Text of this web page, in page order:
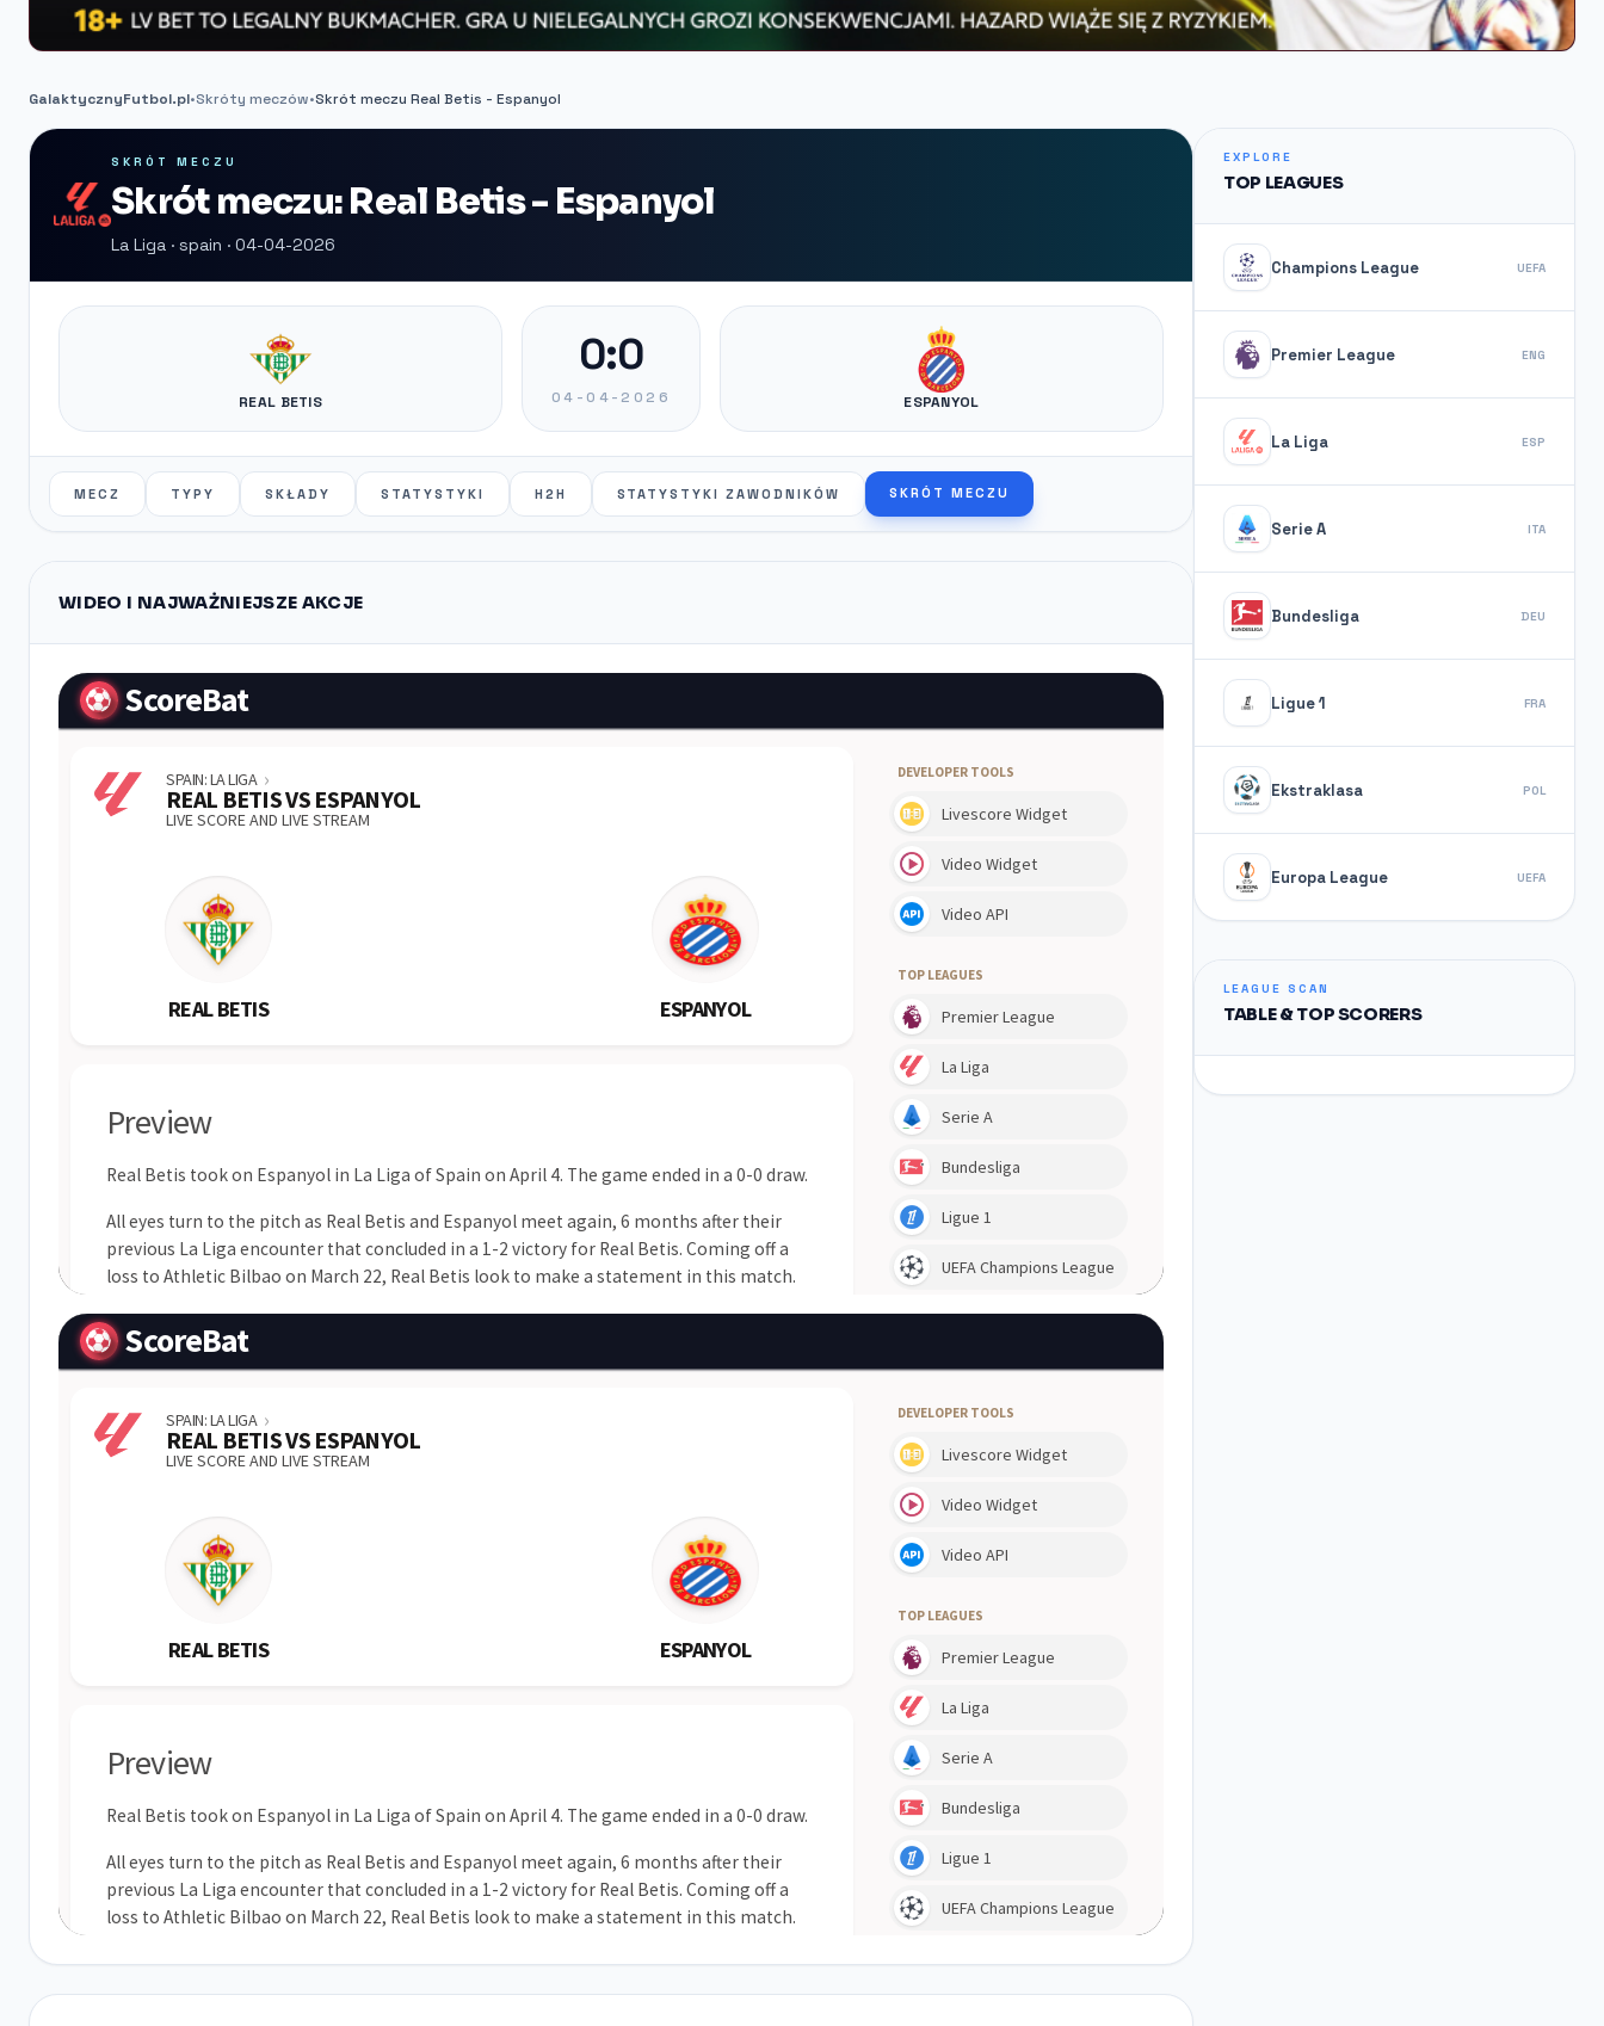
GalaktycznyFutbol.pl•Skróty meczów•Skrót meczu Real Betis - Espanyol
SKRÓT MECZU
Skrót meczu: Real Betis - Espanyol
La Liga · spain · 04-04-2026
REAL BETIS
0:0
04-04-2026 ESPANYOL
MECZ TYPY SKŁADY STATYSTYKI H2H STATYSTYKI ZAWODNIKÓW SKRÓT MECZU
WIDEO I NAJWAŻNIEJSZE AKCJE
EXPLORE
TOP LEAGUES
Champions League UEFA
Premier League ENG
La Liga ESP
Serie A ITA
Bundesliga DEU
Ligue 1 FRA
Ekstraklasa POL
Europa League UEFA
LEAGUE SCAN
TABLE & TOP SCORERS